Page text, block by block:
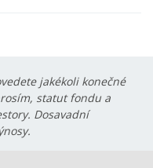
jakékoli konečné
statut fondu a
Dosavadní